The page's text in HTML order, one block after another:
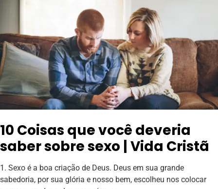
10 Coisas que você deveria
saber sobre sexo | Vida Cristã
1. Sexo é a boa criação de Deus. Deus em sua grande
sabedoria, por sua glória e nosso bem, escolheu nos colocar